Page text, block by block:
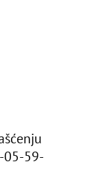
05-59-